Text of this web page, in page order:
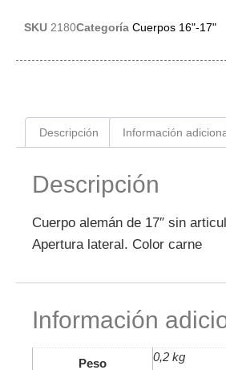
SKU 2180Categoría Cuerpos 16"-17"
Descripción Información
Descripción
Cuerpo alemán de 17″ sin
Apertura lateral. Color carne
Información
Peso 0,2 kg